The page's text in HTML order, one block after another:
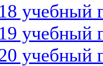
учебный
учебный
учебный